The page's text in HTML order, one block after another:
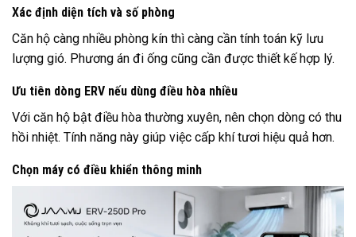
Xác định diện tích và số phòng
Căn hộ càng nhiều phòng kín thì càng cần tính toán kỹ lưu
lượng gió. Phương án đi ống cũng cần được thiết kế hợp lý.
Ưu tiên dòng ERV nếu dùng điều hòa nhiều
Với căn hộ bật điều hòa thường xuyên, nên chọn dòng có thu
hồi nhiệt. Tính năng này giúp việc cấp khí tươi hiệu quả hơn.
Chọn máy có điều khiển thông minh